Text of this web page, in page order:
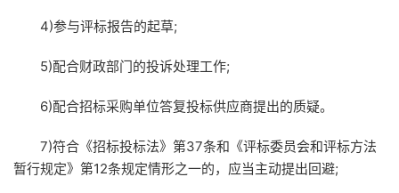
4)参与评标报告的起草;
5)配合财政部门的投诉处理工作;
6)配合招标采购单位答复投标供应商提出的质疑。
7)符合《招标投标法》第37条和《评标委员会和评标方法
暂行规定》第12条规定情形之一的，应当主动提出回避;